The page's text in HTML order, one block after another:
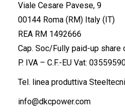
Viale Cesare Pavese, 9
00144 Roma (RM) Italy (IT)
REA RM 1492666
Cap. Soc/Fully paid-up share
P. IVA – C.F.-EU Vat:
Tel. linea produttiva
info@dkcpower.com